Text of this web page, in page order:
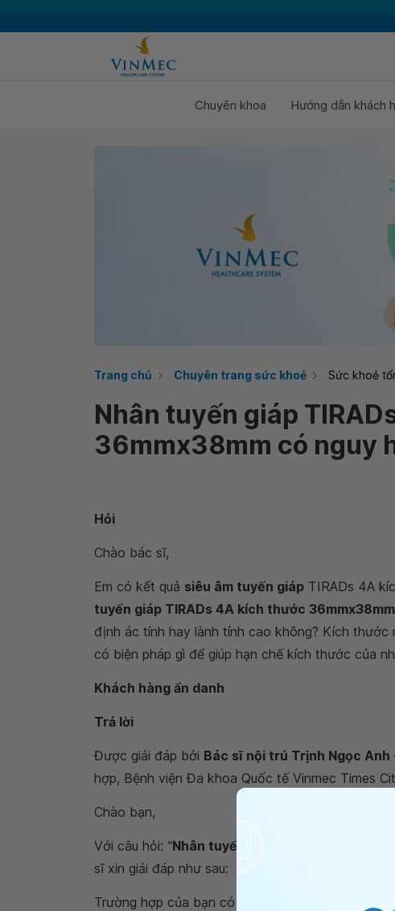
Chuyên khoa Hướng dẫn khách
Trang chủ Chuyên trang sức khoẻ Sức khoẻ
Nhân tuyến giáp
36mmx38mm có nguy
Hỏi
Chào bác sĩ,
Em có kết quả siêu âm tuyến giáp TIRADs 4A
tuyến giáp TIRADs 4A kích thước
định ác tính hay lành tính cao không? Kích
có biện pháp gì để giúp hạn chế kích thước của
Khách hàng ẩn danh
Trả lời
Được giải đáp bởi Bác sĩ nội trú Trịnh Ngọc Anh
hợp, Bệnh viện Đa khoa Quốc tế Vinmec Times
Chào bạn,
Với câu hỏi: “Nhân tuyến giáp TIRADs 4A kích
sĩ xin giải đáp như sau:
Trường hợp của bạn có nhân tuyến giáp